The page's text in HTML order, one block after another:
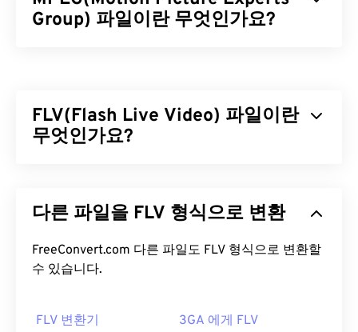
Group) 파일이란 무엇인가요?
을 사용하여 정교한 압축을 통해 비교적 좋은 화질의
작은 파일을 생성합니다. MPEG 파일 확장자는
MPEG 파일은 거의 항상 운영 체제의 기본 비디오 플
레이어에서 열립니다. Windows에서는 Windows
Media Player
하거나 하드웨어 플레이어에서 재생할 수 있습니다.
FLV(Flash Live Video) 파일이란
무엇인가요?
고품질의 동기화가 잘 된 멀티미디어 콘텐츠를 제공
므로코덱을사용하여 파일 크기를 압축합니다. FLV
는 ISO 기반 미디어 파일 형식이라고도 하는 개방형
다른 파일을 FLV 형식으로 변환
FreeConvert.com 다른 파일도 FLV 형식으로 변환할
수 있습니다.
FLV 변환기 3GA 에게 FLV